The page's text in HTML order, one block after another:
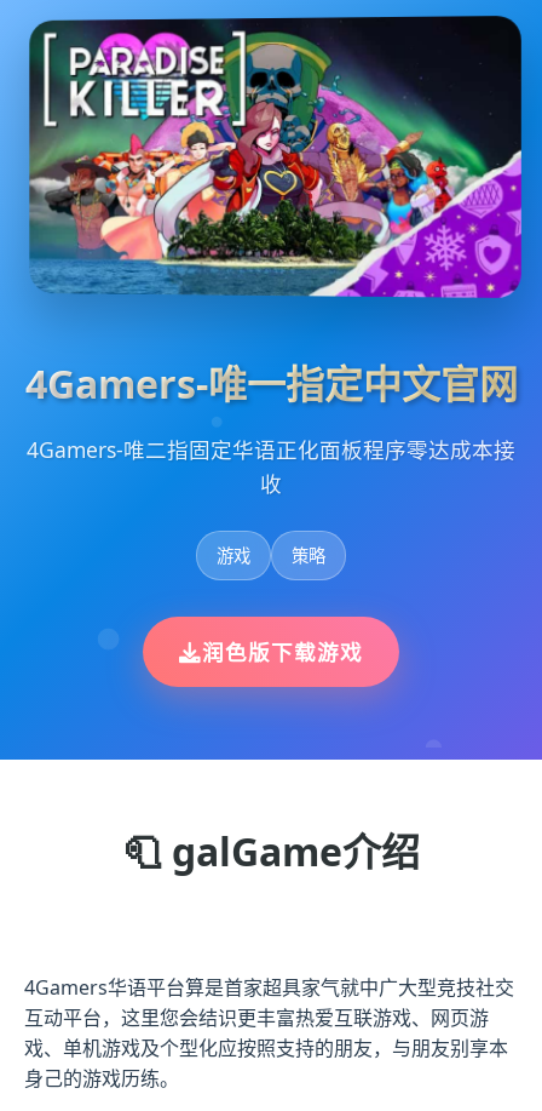
4Gamers-唯一指定中文官网
4Gamers-唯二指固定华语正化面板程序零达成本接
收
游戏 策略
润色版下载游戏
🧻 galGame介绍
4Gamers华语平台算是首家超具家气就中广大型竞技社交
互动平台，这里您会结识更丰富热爱互联游戏、网页游
戏、单机游戏及个型化应按照支持的朋友，与朋友别享本
身己的游戏历练。